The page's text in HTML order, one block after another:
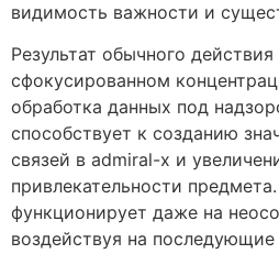
видимость важности и
Результат обычного
сфокусированном
обработка данных под
способствует к созданию
связей в admiral-x и
привлекательности
функционирует даже на
воздействуя на последующие